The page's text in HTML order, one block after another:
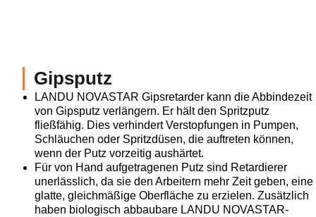
Gipsputz
LANDU NOVASTAR Gipsretarder kann die Abbindezeit
von Gipsputz verlängern. Er hält den Spritzputz
fließfähig. Dies verhindert Verstopfungen in Pumpen,
Schläuchen oder Spritzdüsen, die auftreten können,
wenn der Putz vorzeitig aushärtet.
Für von Hand aufgetragenen Putz sind Retardierer
unerlässlich, da sie den Arbeitern mehr Zeit geben, eine
glatte, gleichmäßige Oberfläche zu erzielen. Zusätzlich
haben biologisch abbaubare LANDU NOVASTAR-